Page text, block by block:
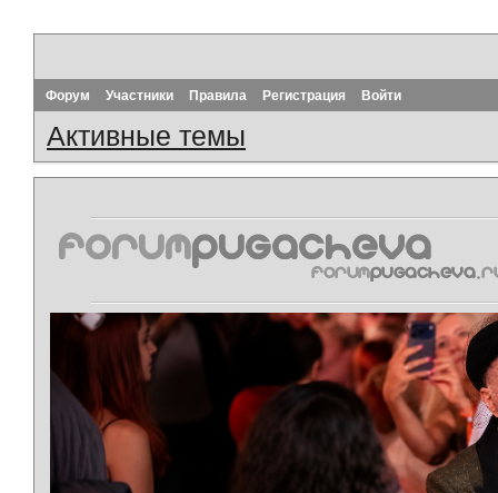
Форум Участники Правила Регистрация Войти
Активные темы